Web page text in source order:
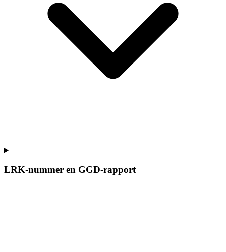
LRK-nummer en GGD-rapport